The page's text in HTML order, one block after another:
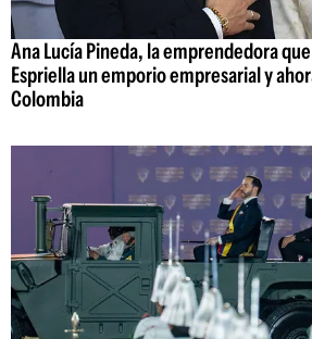
Ana Lucía Pineda, la emprendedora
Espriella un emporio empresarial y
Colombia